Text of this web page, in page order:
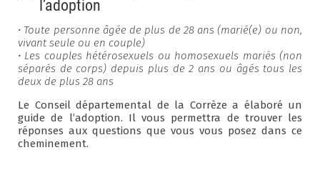
l’adoption
• Toute personne âgée de plus de 28 ans (marié(e) ou non,
vivant seule ou en couple)
• Les couples hétérosexuels ou homosexuels mariés (non
séparés de corps) depuis plus de 2 ans ou âgés tous les
deux de plus 28 ans
Le Conseil départemental de la Corrèze a élaboré un
guide de l’adoption. Il vous permettra de trouver les
réponses aux questions que vous vous posez dans ce
cheminement.